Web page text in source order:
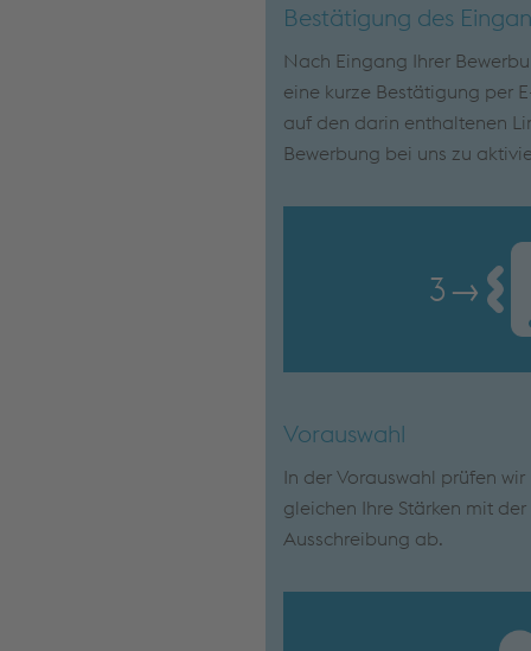
Bestätigung des
Nach Eingang Ihrer
eine kurze Bestätigung per
auf den darin enthaltenen
Bewerbung bei uns zu
3→
Vorauswahl
In der Vorauswahl prüfen
gleichen Ihre Stärken mit
Ausschreibung ab.